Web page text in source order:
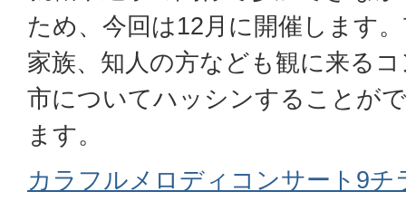
ため、今回は12月に開催します
家族、知人の方なども観に来る
市についてハッシンすることが
ます。
カラフルメロディコンサート9チ